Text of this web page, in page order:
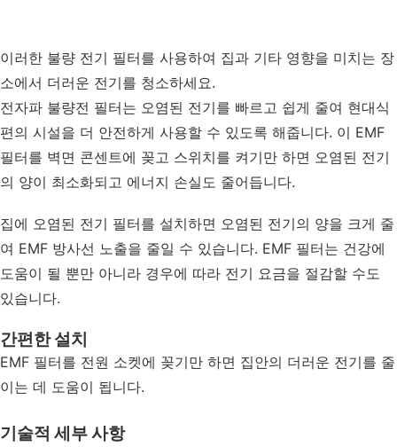
이러한 불량 전기 필터를 사용하여 집과 기타 영향을 미치는 장
소에서 더러운 전기를 청소하세요.
전자파 불량전 필터는 오염된 전기를 빠르고 쉽게 줄여 현대식
편의 시설을 더 안전하게 사용할 수 있도록 해줍니다. 이 EMF
필터를 벽면 콘센트에 꽂고 스위치를 켜기만 하면 오염된 전기
의 양이 최소화되고 에너지 손실도 줄어듭니다.
집에 오염된 전기 필터를 설치하면 오염된 전기의 양을 크게 줄
여 EMF 방사선 노출을 줄일 수 있습니다. EMF 필터는 건강에
도움이 될 뿐만 아니라 경우에 따라 전기 요금을 절감할 수도
있습니다.
간편한 설치
EMF 필터를 전원 소켓에 꽂기만 하면 집안의 더러운 전기를 줄
이는 데 도움이 됩니다.
기술적 세부 사항